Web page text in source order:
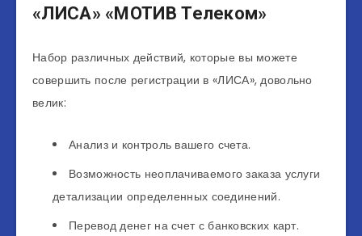
«ЛИСА» «МОТИВ Телеком»
Набор различных действий, которые вы можете
совершить после регистрации в «ЛИСА», довольно
велик:
Анализ и контроль вашего счета.
Возможность неоплачиваемого заказа услуги
детализации определенных соединений.
Перевод денег на счет с банковских карт.